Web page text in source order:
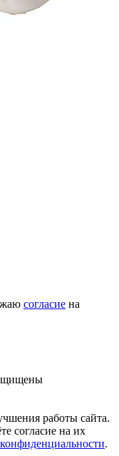
согласие на
работы сайта.
согласие на их
.